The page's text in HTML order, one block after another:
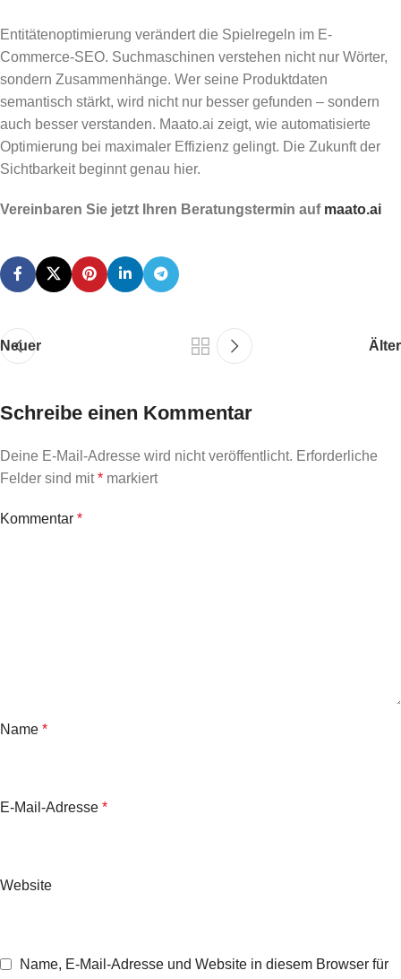
Entitätenoptimierung verändert die Spielregeln im E-
Commerce-SEO. Suchmaschinen verstehen nicht nur Wörter,
sondern Zusammenhänge. Wer seine Produktdaten
semantisch stärkt, wird nicht nur besser gefunden – sondern
auch besser verstanden. Maato.ai zeigt, wie automatisierte
Optimierung bei maximaler Effizienz gelingt. Die Zukunft der
Sichtbarkeit beginnt genau hier.
Vereinbaren Sie jetzt Ihren Beratungstermin auf maato.ai
Neuer Älter
Schreibe einen Kommentar
Deine E-Mail-Adresse wird nicht veröffentlicht. Erforderliche
Felder sind mit* markiert
Kommentar *
Name *
E-Mail-Adresse *
Website
Name, E-Mail-Adresse und Website in diesem Browser für